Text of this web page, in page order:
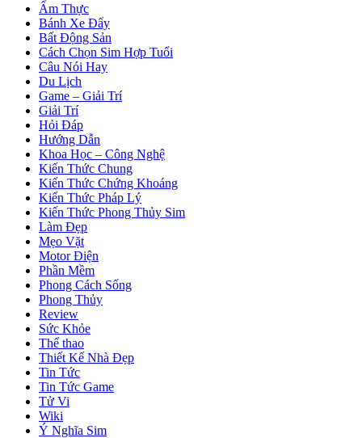
Ẩm Thực
Bánh Xe Đẩy
Bất Động Sản
Cách Chọn Sim Hợp Tuổi
Câu Nói Hay
Du Lịch
Game – Giải Trí
Giải Trí
Hỏi Đáp
Hướng Dẫn
Khoa Học – Công Nghệ
Kiến Thức Chung
Kiến Thức Chứng Khoáng
Kiến Thức Pháp Lý
Kiến Thức Phong Thủy Sim
Làm Đẹp
Mẹo Vặt
Motor Điện
Phần Mềm
Phong Cách Sống
Phong Thủy
Review
Sức Khỏe
Thể thao
Thiết Kế Nhà Đẹp
Tin Tức
Tin Tức Game
Tử Vi
Wiki
Ý Nghĩa Sim